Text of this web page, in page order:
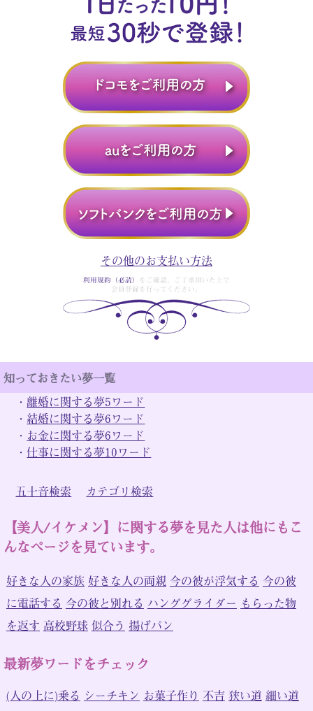
その他のお支払い方法
利用規約（必読）
をご確認、ご了承頂いた上で
会員登録を行ってください。
知っておきたい夢一覧
・ 離婚に関する夢5ワード
・ 結婚に関する夢6ワード
・ お金に関する夢6ワード
・仕事に関する夢10ワード
五十音検索 カテゴリ検索
【美人/イケメン】に関する夢を見た人は他にもこ
んなページを見ています。
好きな人の家族 好きな人の両親 今の彼が浮気する 今の彼
に電話する 今の彼と別れる ハンググライダー もらった物
を返す 高校野球 似合う 揚げパン
最新夢ワードをチェック
(人の上に)乗る シーチキン お菓子作り 不吉 狭い道 細い道